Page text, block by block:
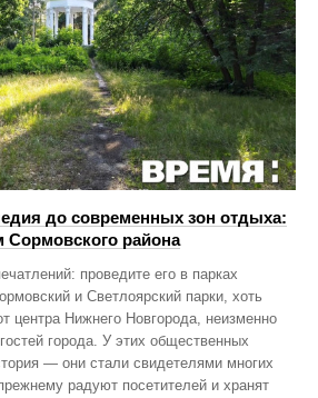
до современных зон отдыха:
Сормовского района
проведите его в парках
и Светлоярский парки, хоть
центра Нижнего Новгорода, неизменно
города. У этих общественных
— они стали свидетелями многих
радуют посетителей и хранят